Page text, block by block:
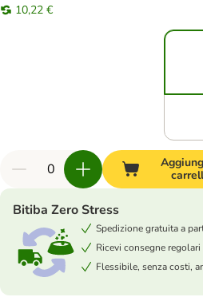
10,22 €
Bitiba Zero Stress
Spedizione gratuita a
Ricevi consegne regolari
Flessibile, senza costi,